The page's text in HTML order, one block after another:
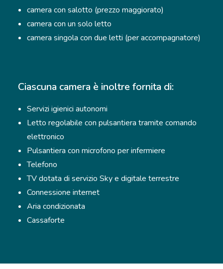
camera con salotto (prezzo maggiorato)
camera con un solo letto
camera singola con due letti (per accompagnatore)
Ciascuna camera è inoltre fornita di:
Servizi igienici autonomi
Letto regolabile con pulsantiera tramite comando
elettronico
Pulsantiera con microfono per infermiere
Telefono
TV dotata di servizio Sky e digitale terrestre
Connessione internet
Aria condizionata
Cassaforte